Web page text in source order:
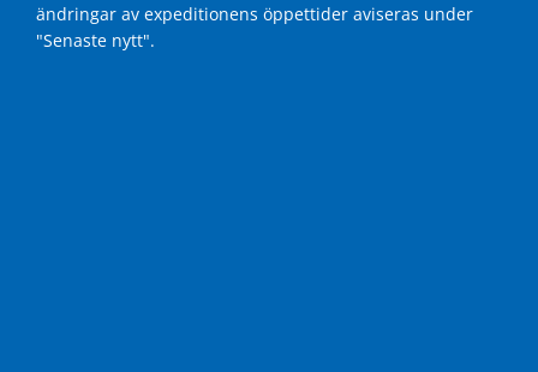
ändringar av expeditionens öppettider aviseras under
"Senaste nytt".